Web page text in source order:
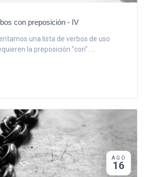
con preposición - IV
una lista de verbos de uso
la preposición "con". ...
AGO
16